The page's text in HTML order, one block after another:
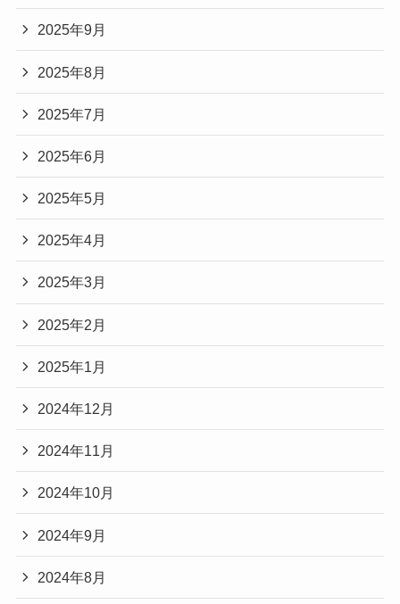
2025年9月
2025年8月
2025年7月
2025年6月
2025年5月
2025年4月
2025年3月
2025年2月
2025年1月
2024年12月
2024年11月
2024年10月
2024年9月
2024年8月